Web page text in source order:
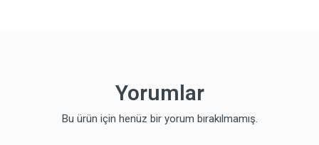
Yorumlar
Bu ürün için henüz bir yorum bırakılmamış.